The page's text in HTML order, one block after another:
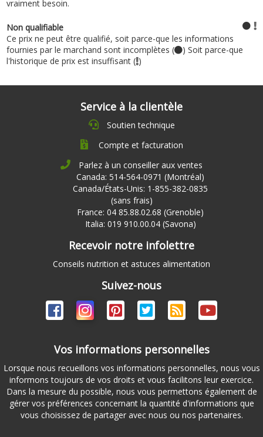
vraiment besoin.
Non qualifiable
Ce prix ne peut être qualifié, soit parce-que les informations
fournies par le marchand sont incomplètes (
) Soit parce-que
l'historique de prix est insuffisant ( )
Service à la clientèle
Soutien technique
Compte et facturation
Parlez à un conseiller aux ventes
Canada: 514-564-0971 (Montréal)
Canada/États-Unis: 1-855-382-0835
(sans frais)
France: 04 85.88.02.68 (Grenoble)
Italia: 019 910.00.04 (Savona)
Recevoir notre infolettre
Conseils nutrition et astuces alimentation
Suivez-nous
Vos informations personnelles
Lorsque nous recueillons vos informations personnelles, nous vous
informons toujours de vos droits et vous facilitons leur exercice.
Dans la mesure du possible, nous vous permettons également de
gérer vos préférences concernant la quantité d'informations que
vous choisissez de partager avec nous ou nos partenaires.